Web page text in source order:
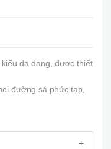
đa dạng, được thiết
đường sá phức tạp,
+